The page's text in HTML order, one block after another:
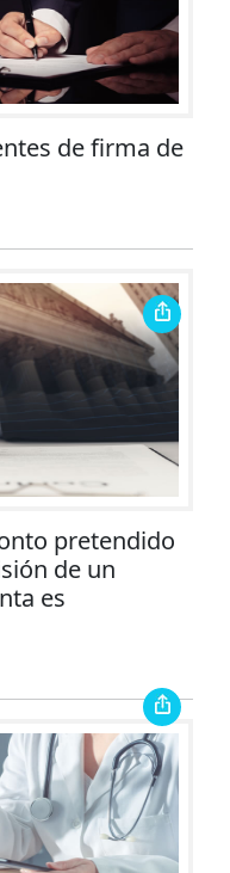
de firma de
pretendido
de un
es